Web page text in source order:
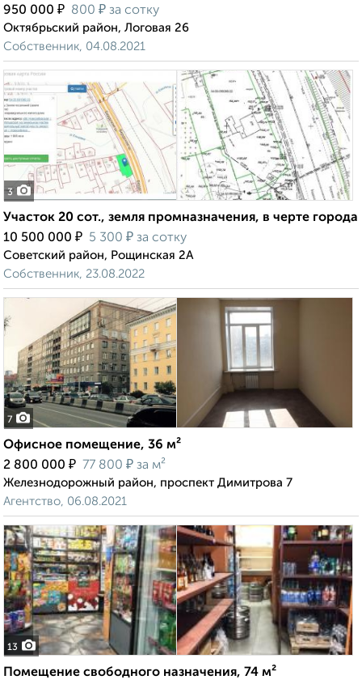
950 000 ₽ 800 ₽ за сотку
Октябрьский район, Логовая 26
Собственник, 04.08.2021
3
Участок 20 сот., земля промназначения, в черте города
10 500 000 ₽ 5 300 ₽ за сотку
Советский район, Рощинская 2А
Собственник, 23.08.2022
7
Офисное помещение, 36 м²
2 800 000 ₽ 77 800 ₽ за м²
Железнодорожный район, проспект Димитрова 7
Агентство, 06.08.2021
13
Помещение свободного назначения, 74 м²